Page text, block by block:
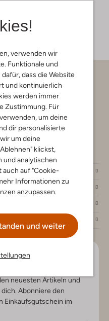
verwenden wir
Funktionale und
dass die Website
und kontinuierlich
werden immer
Zustimmung. Für
um deine
dir personalisierte
um deine
klickst,
und analytischen
auch auf "Cookie-
Informationen zu
anzupassen.
und weiter
neuesten Artikeln und
Abonniere den
Einkaufsgutschein im